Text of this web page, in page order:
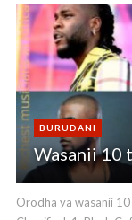
BURUDANI
Wasanii 10
Orodha ya wasanii